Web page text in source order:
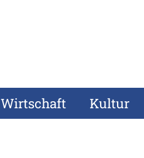
Wirtschaft Kultur